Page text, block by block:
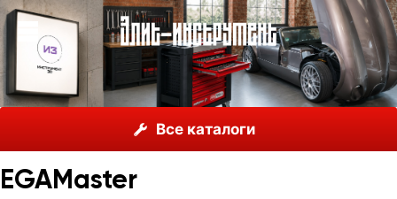
Все каталоги
EGAMaster
EGAMaster